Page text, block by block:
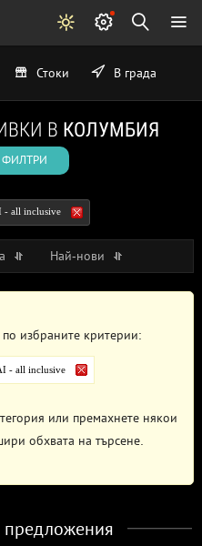
Стоки В града
В КОЛУМБИЯ
- all inclusive
Най-нови
избраните критерии:
- all inclusive
или премахнете някои
обхвата на търсене.
предложения